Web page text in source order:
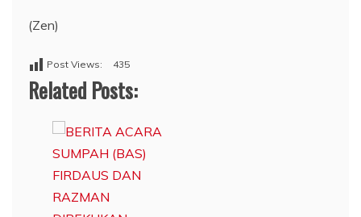
(Zen)
Post Views: 435
Related Posts: